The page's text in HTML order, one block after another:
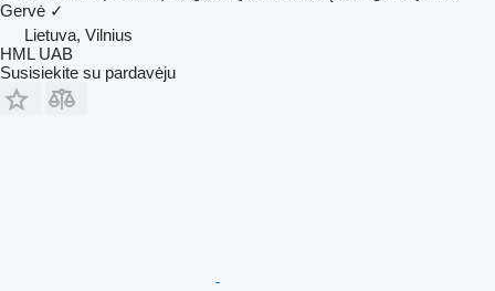
Gervė ✓
Lietuva, Vilnius
HML UAB
Susisiekite su pardavėju